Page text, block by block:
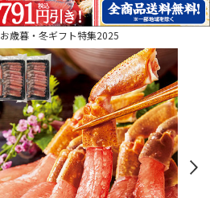
お歳暮・冬ギフト特集2025